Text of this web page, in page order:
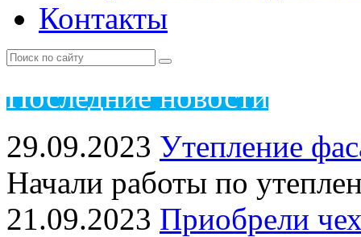
Контакты
Последние новости
29.09.2023 Утепление
Начали работы по
21.09.2023 Приобрели